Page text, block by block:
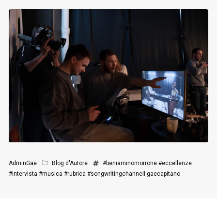
AdminGae Blog d'Autore #beniaminomorrone #eccellenze
#intervista #musica #rubrica #songwritingchannell gaecapitano